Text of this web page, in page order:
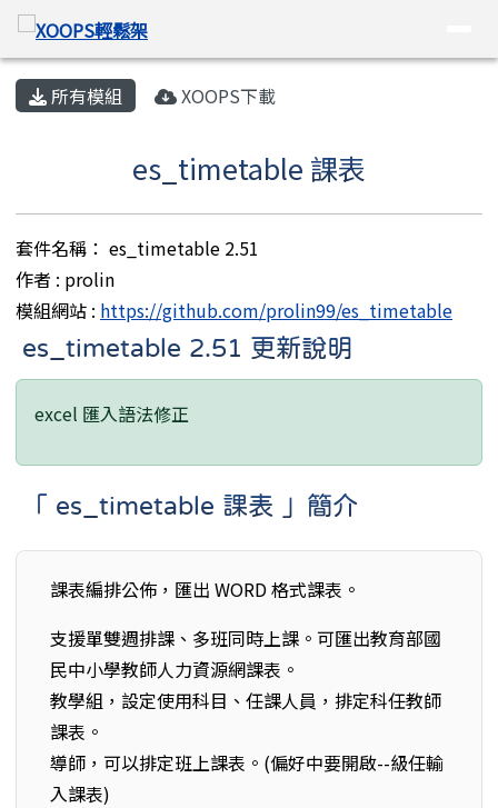
跳至主內容區
XOOPS輕鬆架
導覽列
主內容區域
所有模組 XOOPS下載
es_timetable 課表
套件名稱： es_timetable 2.51
作者 : prolin
模組網站 : https://github.com/prolin99/es_timetable
es_timetable 2.51 更新說明
excel 匯入語法修正
「 es_timetable 課表 」簡介
課表編排公佈，匯出 WORD 格式課表。
支援單雙週排課、多班同時上課。可匯出教育部國
民中小學教師人力資源網課表。
教學組，設定使用科目、任課人員，排定科任教師
課表。
導師，可以排定班上課表。(偏好中要開啟--級任輸
入課表)
頁尾區域